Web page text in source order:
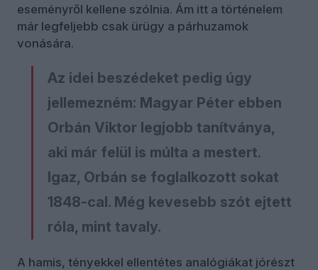
eseményről kellene szólnia. Ám itt a történelem
már legfeljebb csak ürügy a párhuzamok
vonására.
Az idei beszédeket pedig úgy
jellemezném: Magyar Péter ebben
Orbán Viktor legjobb tanítványa,
aki már felül is múlta a mestert.
Igaz, Orbán se foglalkozott sokat
1848-cal. Még kevesebb szót ejtett
róla, mint tavaly.
A hamis, tényekkel ellentétes analógiákat jórészt